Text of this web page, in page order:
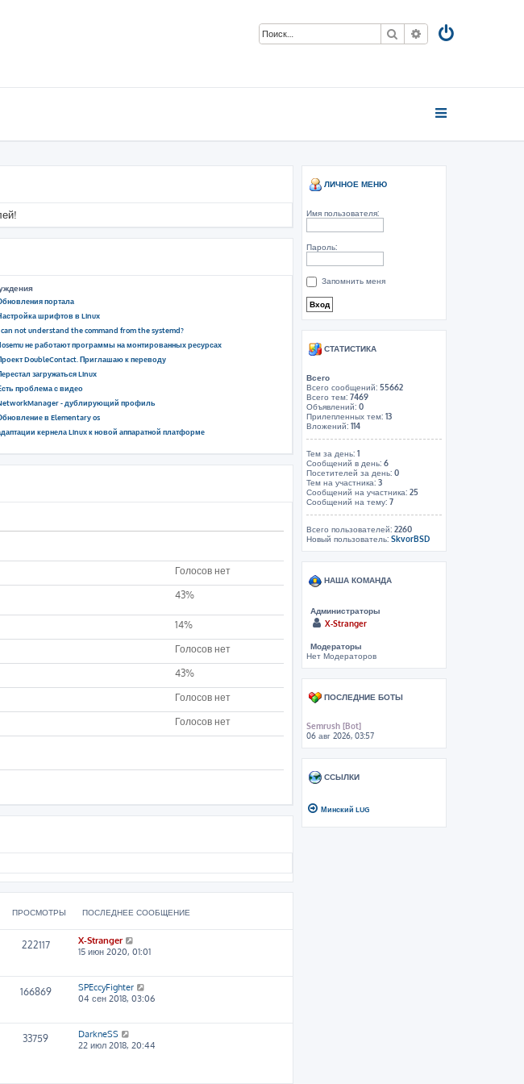
Поиск Расширенный
портала
шрифтов в Linux
can not understand the command from the systemd?
не работают программы на монтированных ресурсах
DoubleContact. Приглашаю к переводу
загружаться Linux
проблема с видео
- дублирующий профиль
в Elementary os
кернела Linux к новой аппаратной платформе
Голосов нет
43%
14%
Голосов нет
43%
Голосов нет
Голосов нет
ПРОСМОТРЫ ПОСЛЕДНЕЕ СООБЩЕНИЕ
222117 X-Stranger
е
е
й
т
о
15 июн 2020, 01:01
166869 SPEccyFighter
е
е
т
04 сен 2018, 03:06
33759 DarkneSS
е
22 июл 2018, 20:44
ЛИЧНОЕ МЕНЮ
Имя пользователя:
Пароль:
Запомнить меня
СТАТИСТИКА
Всего
Всего сообщений: 55662
Всего тем: 7469
Объявлений: 0
Прилепленных тем: 13
Вложений: 114
Тем за день: 1
Сообщений в день: 6
Посетителей за день: 0
Тем на участника: 3
Сообщений на участника: 25
Сообщений на тему: 7
Всего пользователей: 2260
Новый пользователь: SkvorBSD
НАША КОМАНДА
Администраторы
X-Stranger
Модераторы
Нет Модераторов
ПОСЛЕДНИЕ БОТЫ
Semrush [Bot]
06 авг 2026, 03:57
ССЫЛКИ
Минский LUG